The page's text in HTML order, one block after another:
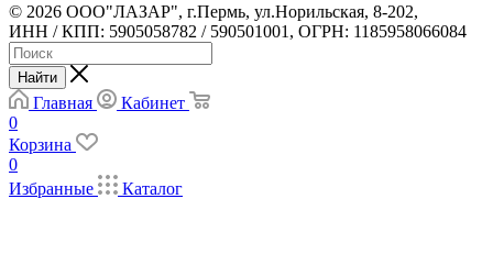
© 2026 ООО"ЛАЗАР", г.Пермь, ул.Норильская, 8-202,
ИНН / КПП: 5905058782 / 590501001, ОГРН: 1185958066084
Найти
Главная
Кабинет
0
Корзина
0
Избранные
Каталог